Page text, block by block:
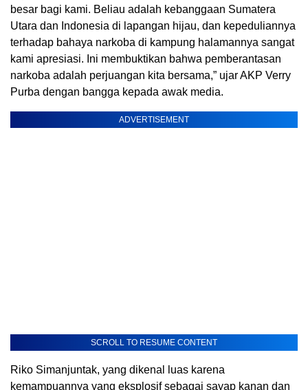
besar bagi kami. Beliau adalah kebanggaan Sumatera
Utara dan Indonesia di lapangan hijau, dan kepeduliannya
terhadap bahaya narkoba di kampung halamannya sangat
kami apresiasi. Ini membuktikan bahwa pemberantasan
narkoba adalah perjuangan kita bersama,” ujar AKP Verry
Purba dengan bangga kepada awak media.
ADVERTISEMENT
SCROLL TO RESUME CONTENT
Riko Simanjuntak, yang dikenal luas karena
kemampuannya yang eksplosif sebagai sayap kanan dan